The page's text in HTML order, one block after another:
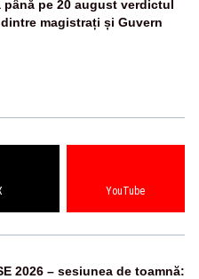
până pe 20 august verdictul
magistrați și Guvern
YouTube
2026 – sesiunea de toamnă: